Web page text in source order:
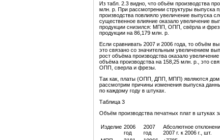
Из табл. 2.3 видно, что объём производства
млн. р. При рассмотрении структуры выпуска
производства повлияло увеличение выпуска
существенное влияние оказало увеличение
продукции снизился: МПП, ОПП, свёрла и
продукции на 86,179 млн. р.
Если сравнивать 2007 и 2006 года, то объём
это связано со значительным увеличением
рост объёма производства оказало
объёма производства на 158,25 млн. р., это
ОПП, сверла и фрезы.
Так как, платы (ОПП, ДПП, МПП) являются
рассмотрим причины изменения выпуска
по каждому году в штуках.
Таблица 3
Объём производства печатных плат в штуках
Изделие 2006
год
2007
год
Абсолютное
2007 г. к 2006 г., шт.